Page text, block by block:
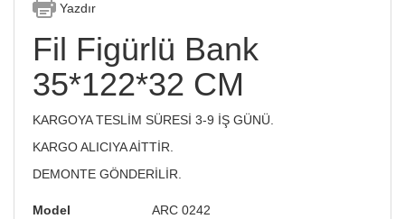
Yazdır
Fil Figürlü Bank
35*122*32 CM
KARGOYA TESLİM SÜRESİ 3-9 İŞ GÜNÜ.
KARGO ALICIYA AİTTİR.
DEMONTE GÖNDERİLİR.
Model ARC 0242